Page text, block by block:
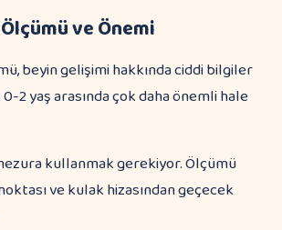
ve Önemi
beyin gelişimi hakkında ciddi bilgiler
2 yaş arasında çok daha önemli hale
kullanmak gerekiyor. Ölçümü
noktası ve kulak hizasından geçecek